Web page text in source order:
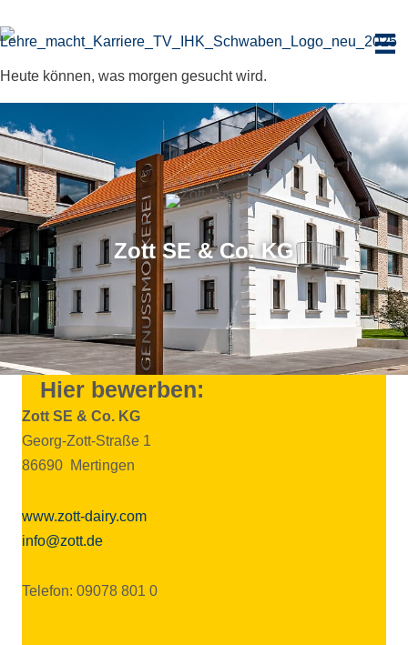
Inhalt
Heute können, was morgen gesucht wird.
Zott SE & Co. KG
Hier bewerben:
Zott SE & Co. KG
Georg-Zott-Straße 1
86690 Mertingen
www.zott-dairy.com
info@zott.de
Telefon: 09078 801 0